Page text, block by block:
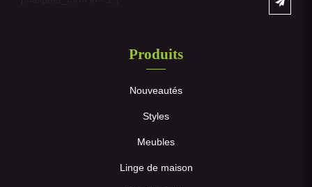
Produits
Nouveautés
Styles
Meubles
Linge de maison